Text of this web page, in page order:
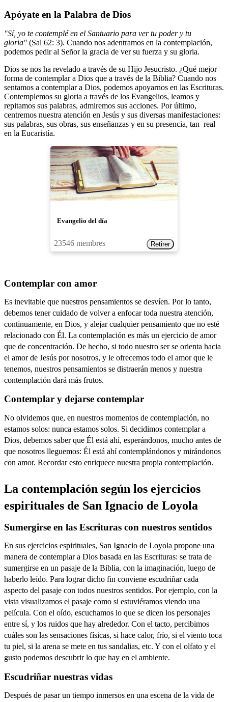
Apóyate en la Palabra de Dios
"Sí, yo te contemplé en el Santuario para ver tu poder y tu
gloria" (Sal 62: 3). Cuando nos adentramos en la contemplación,
podemos pedir al Señor la gracia de ver su fuerza y su gloria.
Dios se nos ha revelado a través de su Hijo Jesucristo. ¿Qué mejor
forma de contemplar a Dios que a través de la Biblia? Cuando nos
sentamos a contemplar a Dios, podemos apoyarnos en las Escrituras.
Contemplemos su gloria a través de los Evangelios, leamos y
repitamos sus palabras, admiremos sus acciones. Por último,
centremos nuestra atención en Jesús y sus diversas manifestaciones:
sus palabras, sus obras, sus enseñanzas y en su presencia, tan real
en la Eucaristía.
Evangelio del día
23546 membres
Contemplar con amor
Es inevitable que nuestros pensamientos se desvíen. Por lo tanto,
debemos tener cuidado de volver a enfocar toda nuestra atención,
continuamente, en Dios, y alejar cualquier pensamiento que no esté
relacionado con Él. La contemplación es más un ejercicio de amor
que de concentración. De hecho, si todo nuestro ser se orienta hacia
el amor de Jesús por nosotros, y le ofrecemos todo el amor que le
tenemos, nuestros pensamientos se distraerán menos y nuestra
contemplación dará más frutos.
Contemplar y dejarse contemplar
No olvidemos que, en nuestros momentos de contemplación, no
estamos solos: nunca estamos solos. Si decidimos contemplar a
Dios, debemos saber que Él está ahí, esperándonos, mucho antes de
que nosotros lleguemos: Él está ahí contemplándonos y mirándonos
con amor. Recordar esto enriquece nuestra propia contemplación.
La contemplación según los ejercicios
espirituales de San Ignacio de Loyola
Sumergirse en las Escrituras con nuestros sentidos
En sus ejercicios espirituales, San Ignacio de Loyola propone una
manera de contemplar a Dios basada en las Escrituras: se trata de
sumergirse en un pasaje de la Biblia, con la imaginación, luego de
haberlo leído. Para lograr dicho fin conviene escudriñar cada
aspecto del pasaje con todos nuestros sentidos. Por ejemplo, con la
vista visualizamos el pasaje como si estuviéramos viendo una
película. Con el oído, escuchamos lo que se dicen los personajes
entre sí, y los ruidos que hay alrededor. Con el tacto, percibimos
cuáles son las sensaciones físicas, si hace calor, frío, si el viento toca
tu piel, si la arena se mete en tus sandalias, etc. Y con el olfato y el
gusto podemos descubrir lo que hay en el ambiente.
Escudriñar nuestras vidas
Después de pasar un tiempo inmersos en una escena de la vida de